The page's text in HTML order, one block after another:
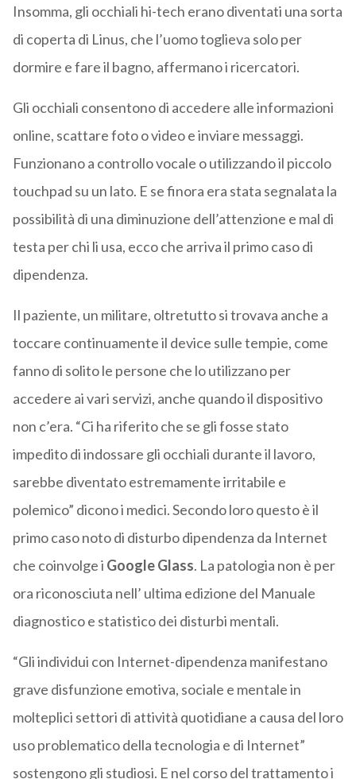
Insomma, gli occhiali hi-tech erano diventati una sorta
di coperta di Linus, che l’uomo toglieva solo per
dormire e fare il bagno, affermano i ricercatori.
Gli occhiali consentono di accedere alle informazioni
online, scattare foto o video e inviare messaggi.
Funzionano a controllo vocale o utilizzando il piccolo
touchpad su un lato. E se finora era stata segnalata la
possibilità di una diminuzione dell’attenzione e mal di
testa per chi li usa, ecco che arriva il primo caso di
dipendenza.
Il paziente, un militare, oltretutto si trovava anche a
toccare continuamente il device sulle tempie, come
fanno di solito le persone che lo utilizzano per
accedere ai vari servizi, anche quando il dispositivo
non c’era. “Ci ha riferito che se gli fosse stato
impedito di indossare gli occhiali durante il lavoro,
sarebbe diventato estremamente irritabile e
polemico” dicono i medici. Secondo loro questo è il
primo caso noto di disturbo dipendenza da Internet
che coinvolge i Google Glass. La patologia non è per
ora riconosciuta nell’ ultima edizione del Manuale
diagnostico e statistico dei disturbi mentali.
“Gli individui con Internet-dipendenza manifestano
grave disfunzione emotiva, sociale e mentale in
molteplici settori di attività quotidiane a causa del loro
uso problematico della tecnologia e di Internet”
sostengono gli studiosi. E nel corso del trattamento i